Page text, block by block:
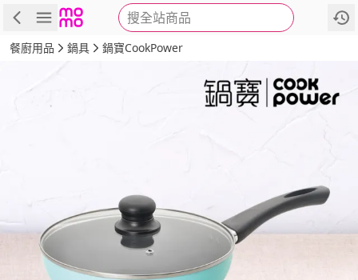
搜全站商品
商品 評價 詳情
餐廚用品 鍋具 鍋寶CookPower